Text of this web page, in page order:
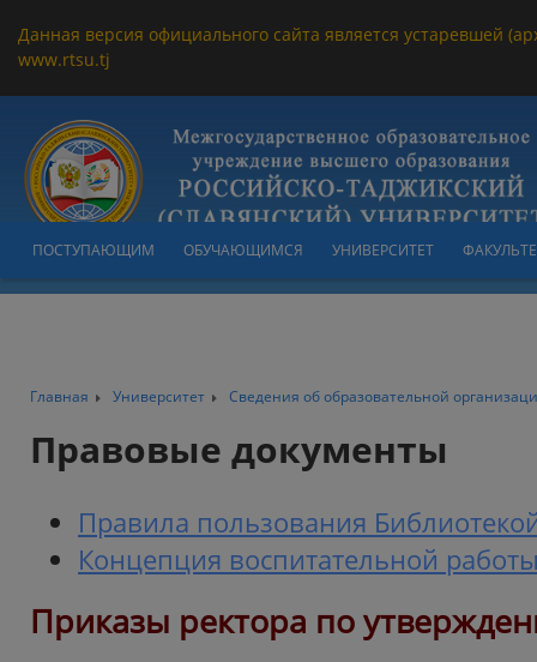
Данная версия официального сайта является устаревшей
www.rtsu.tj
ПОСТУПАЮЩИМ ОБУЧАЮЩИМСЯ УНИВЕРСИТЕТ
Главная Университет Сведения об образовательной
Правовые документы
Правила пользования
Концепция воспитательной
Приказы ректора по утв